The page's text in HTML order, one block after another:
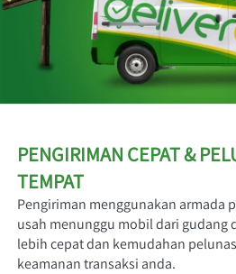
PENGIRIMAN CEPAT &
TEMPAT
Pengiriman menggunakan armada
usah menunggu mobil dari gudang
lebih cepat dan kemudahan
keamanan transaksi anda.